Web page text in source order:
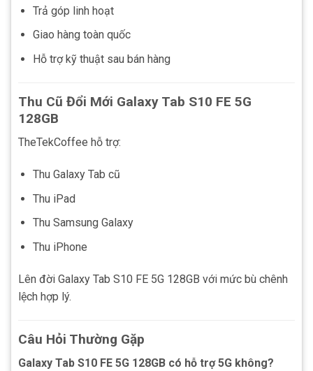
Trả góp linh hoạt
Giao hàng toàn quốc
Hỗ trợ kỹ thuật sau bán hàng
Thu Cũ Đổi Mới Galaxy Tab S10 FE 5G
128GB
TheTekCoffee hỗ trợ:
Thu Galaxy Tab cũ
Thu iPad
Thu Samsung Galaxy
Thu iPhone
Lên đời Galaxy Tab S10 FE 5G 128GB với mức bù chênh
lệch hợp lý.
Câu Hỏi Thường Gặp
Galaxy Tab S10 FE 5G 128GB có hỗ trợ 5G không?